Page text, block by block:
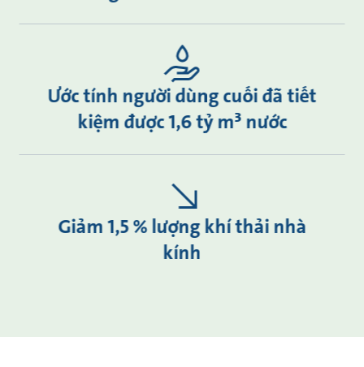
Ước tính người dùng cuối đã tiết
kiệm được 1,6 tỷ m³ nước
Giảm 1,5 % lượng khí thải nhà
kính